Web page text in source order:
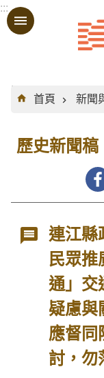
跳到主要內容區塊
:::
:::
首頁
新聞
歷史新聞稿
連江縣
民眾
通」交
疑慮與
應督同
討，勿